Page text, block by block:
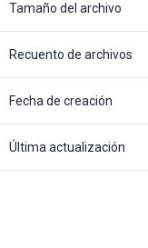
Tamaño del archivo
Recuento de archivos
Fecha de creación
Última actualización